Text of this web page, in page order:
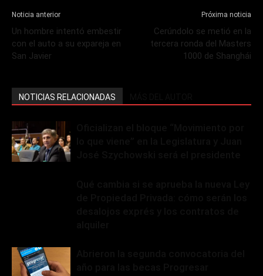
Noticia anterior
Un hombre intentó embestir
con el auto a su expareja en
San Javier
Próxima noticia
Cerúndolo se metió en la
tercera ronda del Masters
1000 de Shanghái
NOTICIAS RELACIONADAS